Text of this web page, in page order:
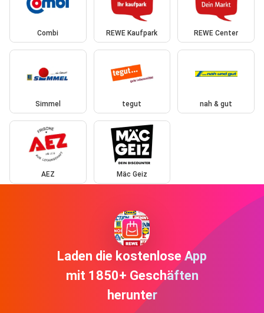
Combi REWE Kaufpark REWE Center
Simmel tegut nah & gut
AEZ Mäc Geiz
Laden die kostenlose App
mit 1850+ Geschäften
herunter